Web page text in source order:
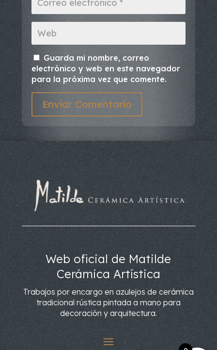
Guarda mi nombre, correo
electrónico y web en este navegador
para la próxima vez que comente.
Enviar Comentario
Web oficial de Matilde
Cerámica Artística
Trabajos por encargo en azulejos de cerámica
tradicional rústica pintada a mano para
decoración y arquitectura.